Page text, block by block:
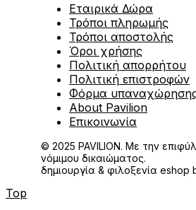
Εταιρικά Δώρα
Τρόποι πληρωμής
Τρόποι αποστολής
Όροι χρήσης
Πολιτική απορρήτου
Πολιτική επιστροφών
Φόρμα
About Pavilion
Επικοινωνία
© 2025 PAVILION. Με την
νόμιμου δικαιώματος.
δημιουργία & φιλοξενία eshop
Top